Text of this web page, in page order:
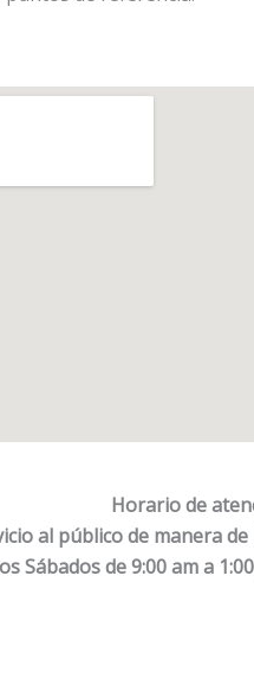
Horario de
al público de manera de
Sábados de 9:00 am a